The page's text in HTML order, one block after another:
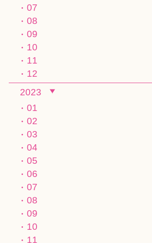
07
08
09
10
11
12
2023
01
02
03
04
05
06
07
08
09
10
11